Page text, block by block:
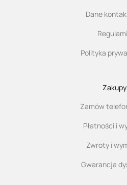
Dane
Polityka
Zakupy
Zamów
Płatności i
Zwroty i
Gwarancja